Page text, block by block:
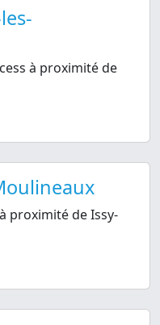
à proximité de
proximité de Issy-